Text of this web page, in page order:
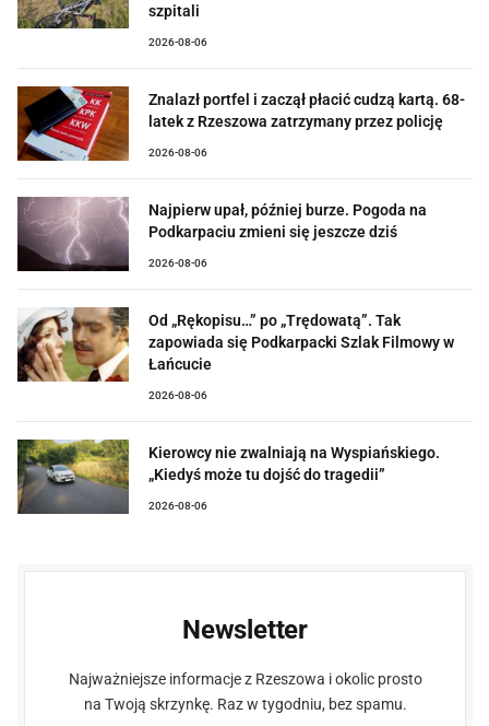
szpitali
2026-08-06
Znalazł portfel i zaczął płacić cudzą kartą. 68-
latek z Rzeszowa zatrzymany przez policję
2026-08-06
Najpierw upał, później burze. Pogoda na
Podkarpaciu zmieni się jeszcze dziś
2026-08-06
Od „Rękopisu…” po „Trędowatą”. Tak
zapowiada się Podkarpacki Szlak Filmowy w
Łańcucie
2026-08-06
Kierowcy nie zwalniają na Wyspiańskiego.
„Kiedyś może tu dojść do tragedii”
2026-08-06
Newsletter
Najważniejsze informacje z Rzeszowa i okolic prosto
na Twoją skrzynkę. Raz w tygodniu, bez spamu.